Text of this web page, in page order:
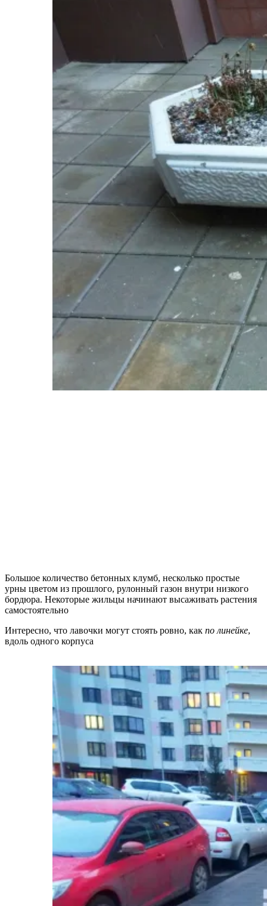
Большое количество бетонных клумб, несколько простые
урны цветом из прошлого, рулонный газон внутри низкого
бордюра. Некоторые жильцы начинают высаживать растения
самостоятельно
Интересно, что лавочки могут стоять ровно, как по линейке,
вдоль одного корпуса